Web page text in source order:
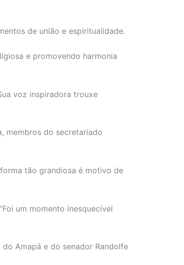
de união e espiritualidade.
e promovendo harmonia
voz inspiradora trouxe
membros do secretariado
tão grandiosa é motivo de
um momento inesquecível
Amapá e do senador Randolfe